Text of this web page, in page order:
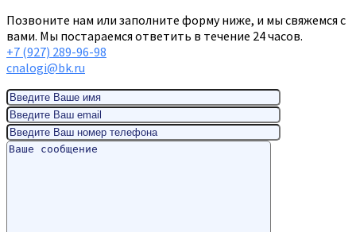
Позвоните нам или заполните форму ниже, и мы свяжемся с
вами. Мы постараемся ответить в течение 24 часов.
+7 (927) 289-96-98
cnalogi@bk.ru